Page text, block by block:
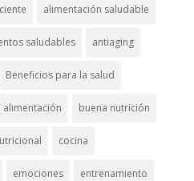
alimentación saludable
saludables antiaging
Beneficios para la salud
alimentación buena nutrición
cocina
emociones entrenamiento